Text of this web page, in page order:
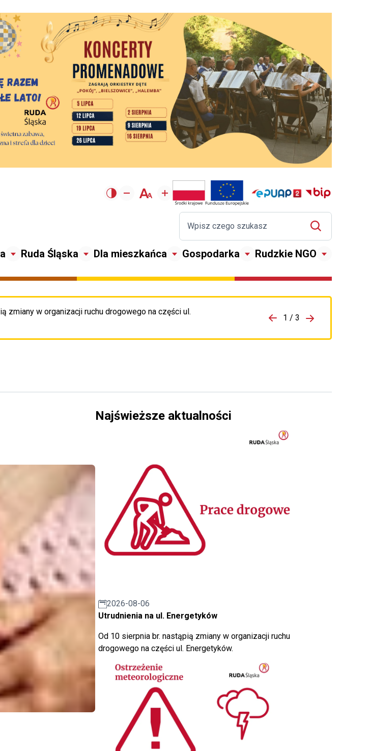
Ruda Śląska Dla mieszkańca Gospodarka Rudzkie NGO
zmiany w organizacji ruchu drogowego na części ul.Przejdź do porzpedniego komunikatu 1 / 3
Przejdź do
Najświeższe aktualności
2026-08-06
Utrudnienia na ul. Energetyków
Od 10 sierpnia br. nastąpią zmiany w organizacji ruchu
drogowego na części ul. Energetyków.